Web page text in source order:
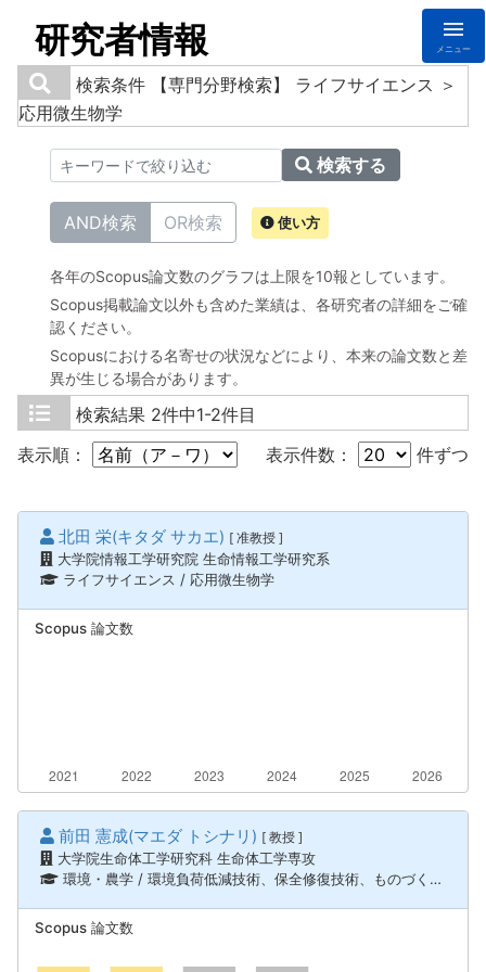
研究者情報 メニュー
検索条件
【専門分野検索】 ライフサイエンス ＞
応用微生物学
検索する
AND検索 OR検索 使い方
各年のScopus論文数のグラフは上限を10報としています。
Scopus掲載論文以外も含めた業績は、各研究者の詳細をご確
認ください。
Scopusにおける名寄せの状況などにより、本来の論文数と差
異が生じる場合があります。
検索結果 2件中1-2件目
表示順：
表示件数： 件ずつ
北田 栄(キタダ サカエ) [ 准教授 ]
大学院情報工学研究院 生命情報工学研究系
ライフサイエンス / 応用微生物学
Scopus 論文数
前田 憲成(マエダ トシナリ) [ 教授 ]
大学院生命体工学研究科 生命体工学専攻
環境・農学 / 環境負荷低減技術、保全修復技術、ものづくり技術（機械・電気電子・化学工学） / バイオ機能応用、バイオプロセス工学、ライフサイエンス / 応用微生物学、ライフサイエンス / 応用生物化学
Scopus 論文数